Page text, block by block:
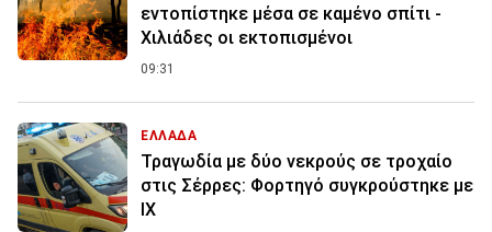
εντοπίστηκε μέσα σε καμένο σπίτι -
Χιλιάδες οι εκτοπισμένοι
09:31
ΕΛΛΑΔΑ
Τραγωδία με δύο νεκρούς σε τροχαίο
στις Σέρρες: Φορτηγό συγκρούστηκε με
ΙΧ